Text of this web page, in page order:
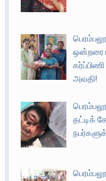
ஒன்றரை
அவதி!
தட்டிக்